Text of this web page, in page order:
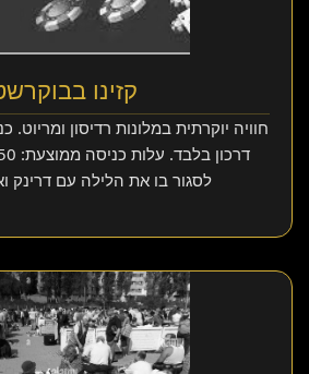
קזינו
לסגור בו את הלילה עם דרינק